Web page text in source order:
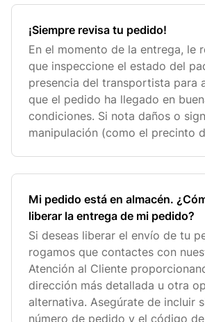
¡Siempre revisa tu pedido!
En el momento de la entrega, le
que inspeccione el estado del
presencia del transportista para
que el pedido ha llegado en
condiciones. Si nota daños o
manipulación (como el precinto
Mi pedido está en almacén.
liberar la entrega de mi pedido?
Si deseas liberar el envío de tu
rogamos que contactes con
Atención al Cliente
dirección más detallada u otra
alternativa. Asegúrate de incluir
número de pedido y el código